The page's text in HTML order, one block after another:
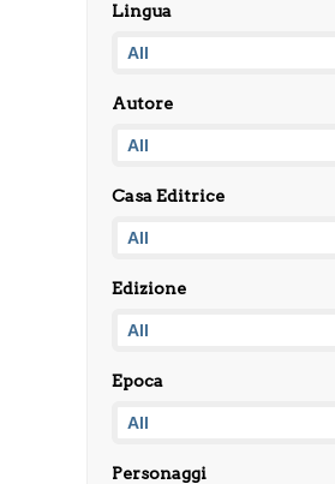
Lingua
Autore
Casa Editrice
Edizione
Epoca
Personaggi